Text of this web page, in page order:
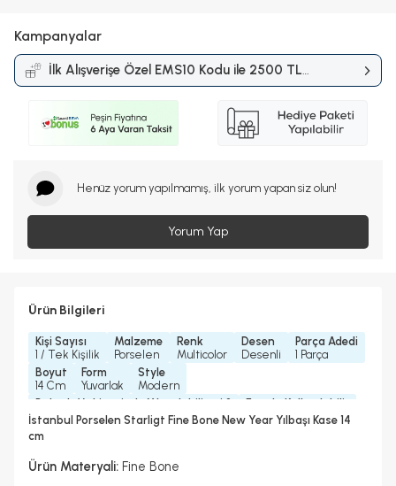
Kampanyalar
İlk Alışverişe Özel EMS10 Kodu ile 2500 TL
ve Üzerine %10 İndirimKampanyası
Henüz yorum yapılmamış, ilk yorum yapan siz olun!
Yorum Yap
Ürün Bilgileri
Kişi Sayısı
1 / Tek Kişilik
Malzeme
Porselen
Renk
Multicolor
Desen
Desenli
Parça Adedi
1 Parça
Boyut
14 Cm
Form
Yuvarlak
Style
Modern
Bulaşık Makinesinde Yıkanılabilir mi ?
Elde Yıkama Önerilir
Fırında Kullanılabilir
Hayır
Mikrodalgada Kullanılabilir
Koleksiyonlar
İstanbul Porselen Starligt Fine Bone New Year Yılbaşı Kase 14
cm
Ürün Materyali: Fine Bone